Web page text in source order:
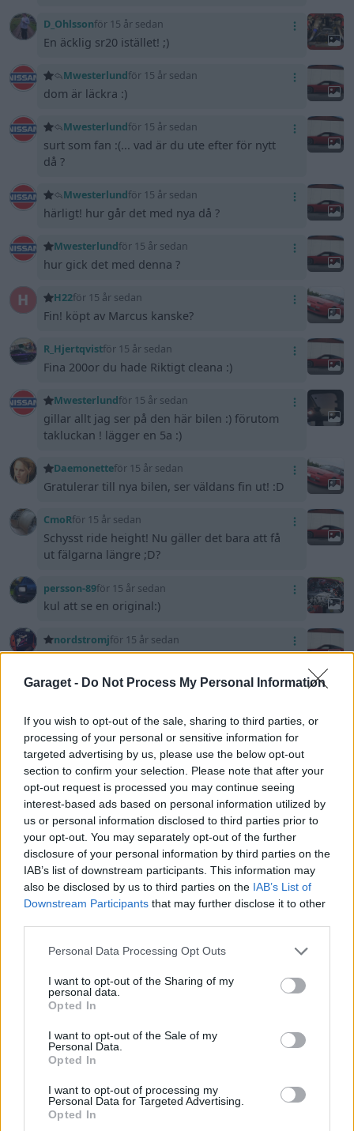
Garaget - Do Not Process My Personal Information
If you wish to opt-out of the sale, sharing to third parties, or
processing of your personal or sensitive information for
targeted advertising by us, please use the below opt-out
section to confirm your selection. Please note that after your
opt-out request is processed you may continue seeing
interest-based ads based on personal information utilized by
us or personal information disclosed to third parties prior to
your opt-out. You may separately opt-out of the further
disclosure of your personal information by third parties on the
IAB’s list of downstream participants. This information may
also be disclosed by us to third parties on the IAB’s List of
Downstream Participants that may further disclose it to other
Personal Data Processing Opt Outs
I want to opt-out of the Sharing of my
personal data.
Opted In
I want to opt-out of the Sale of my
Personal Data.
Opted In
I want to opt-out of processing my
Personal Data for Targeted Advertising.
Opted In
D_Ohlssonför 15 år sedan
En äcklig sr20 istället! ;)
Mwesterlundför 15 år sedan
dom är läckra :)
Mwesterlundför 15 år sedan
surt som fan :(... vad är du ute efter för nytt
då ?
Mwesterlundför 15 år sedan
härligt! hur går det med nya då ?
Mwesterlundför 15 år sedan
hur gick det med denna ?
H22för 15 år sedan
Fin! köpt av Marcus kanske?
R_Hjertqvistför 15 år sedan
Fina 200or du hade Riktigt cleana :)
Mwesterlundför 15 år sedan
gillar allt jag ser på den här bilen :) förutom
takluckan ! lägger en 5a :)
Daemonetteför 15 år sedan
Gratulerar till nya bilen, ser väldans fin ut! :D
CmoRför 15 år sedan
Schysst ride height! Nu gäller det bara att få
ut fälgarna längre ;D?
persson-89för 15 år sedan
kul att se en original:)
nordstromjför 15 år sedan
Snygg!
yngwie för 15 år sedan
JFför 15 år sedan
nice
selemarkför 15 år sedan
Den börjar bli riktigt nice :) well done!
Vilot för 15 år sedan
Rent o fint! hærligt skick!
guddevafanför 15 år sedan
Schysst s13! 5p
Gästför 15 år sedan
RoroKungenför 15 år sedan
:)
Gästför 15 år sedan
Kalas snyggt! :-)